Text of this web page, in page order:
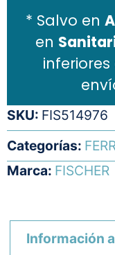
* Salvo en
en
SKU: FIS514976
Categorías:
Marca: FISCHER
Información